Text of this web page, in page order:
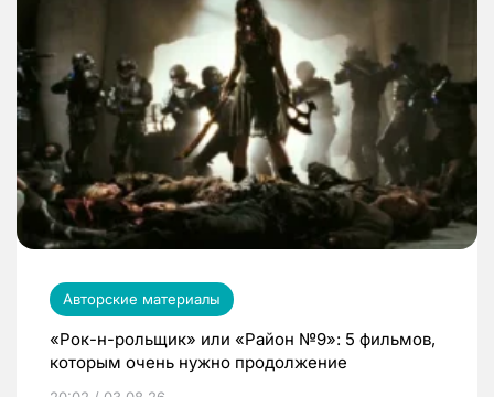
Авторские материалы
«Рок-н-рольщик» или «Район №9»: 5 фильмов,
которым очень нужно продолжение